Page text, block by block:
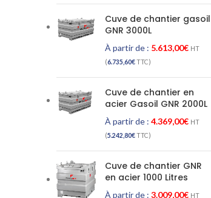
Cuve de chantier gasoil
GNR 3000L
À partir de : 5.613,00€ HT
(6.735,60€TTC)
Cuve de chantier en
acier Gasoil GNR 2000L
À partir de : 4.369,00€ HT
(5.242,80€TTC)
Cuve de chantier GNR
en acier 1000 Litres
À partir de : 3.009,00€ HT